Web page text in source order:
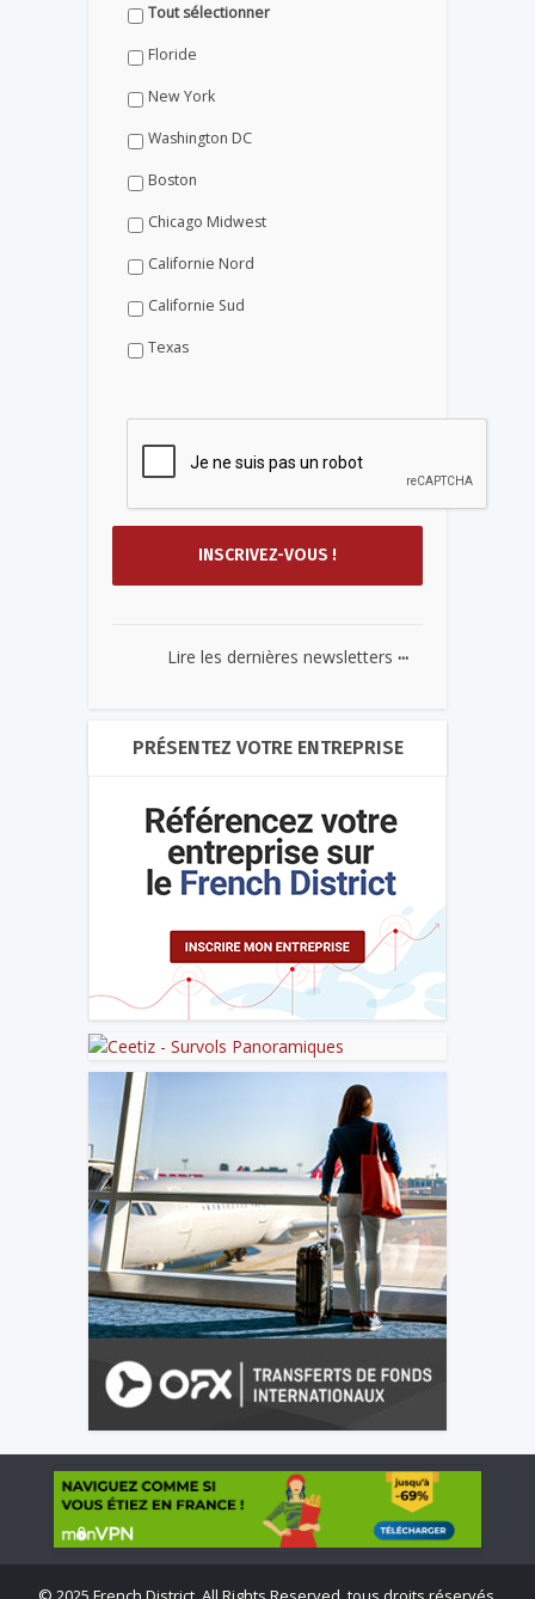
Tout sélectionner
Floride
New York
Washington DC
Boston
Chicago Midwest
Californie Nord
Californie Sud
Texas
Lire les dernières newsletters ...
PRÉSENTEZ VOTRE ENTREPRISE